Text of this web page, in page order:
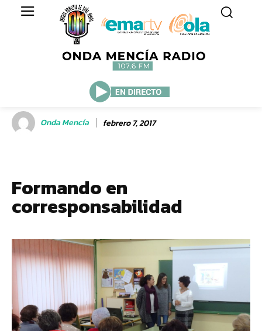
Onda Mencía febrero 7, 2017
Formando en
corresponsabilidad